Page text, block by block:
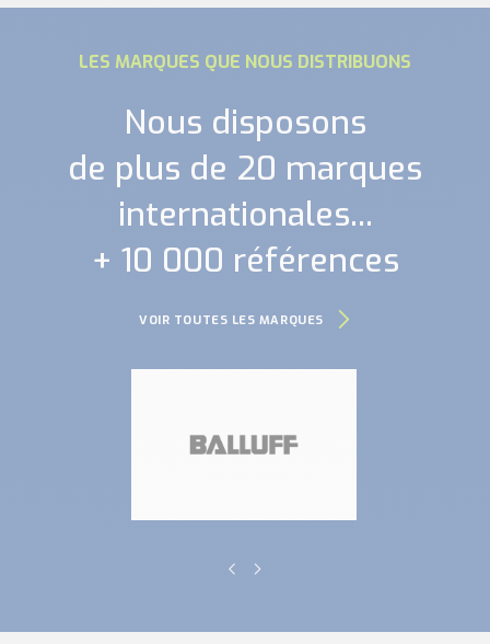
LES MARQUES QUE NOUS DISTRIBUONS
Nous disposons
de plus de 20 marques
internationales...
+ 10 000 références
VOIR TOUTES LES MARQUES